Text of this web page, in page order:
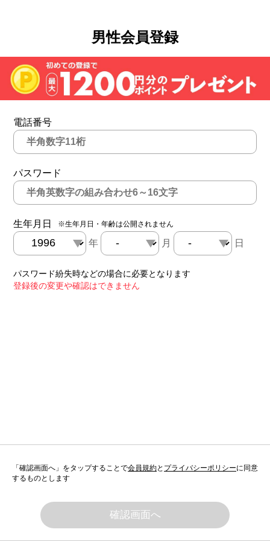
男性会員登録
電話番号
パスワード
生年月日 ※生年月日・年齢は公開されません
年 月 日
パスワード紛失時などの場合に必要となります
登録後の変更や確認はできません
「確認画面へ」をタップすることで会員規約と プライバシーポリシーに同意
するものとします
確認画面へ